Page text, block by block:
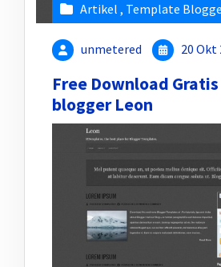
Artikel , Template
unmetered 20 Okt
Free Download
blogger Leon